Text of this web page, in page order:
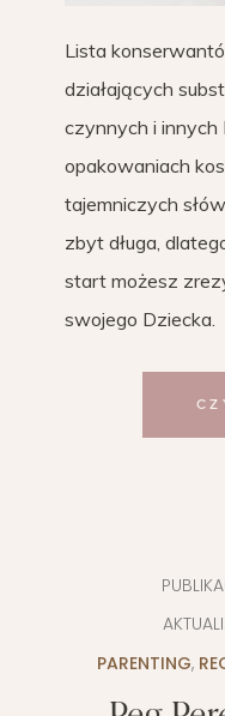
Lista
działających
czynnych i innych
opakowaniach
tajemniczych
zbyt długa,
start możesz
swojego Dziecka.
PARENTING,